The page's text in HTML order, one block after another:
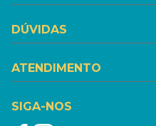
DÚVIDAS
ATENDIMENTO
SIGA-NOS